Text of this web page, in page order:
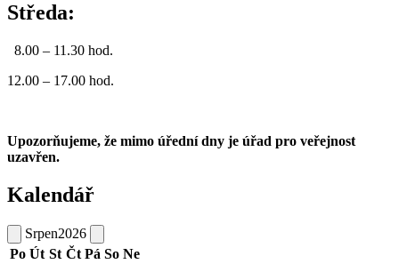
Středa:
8.00 – 11.30 hod.
12.00 – 17.00 hod.
Upozorňujeme, že mimo úřední dny je úřad pro veřejnost
uzavřen.
Kalendář
Srpen2026
Po Út St Čt Pá So Ne